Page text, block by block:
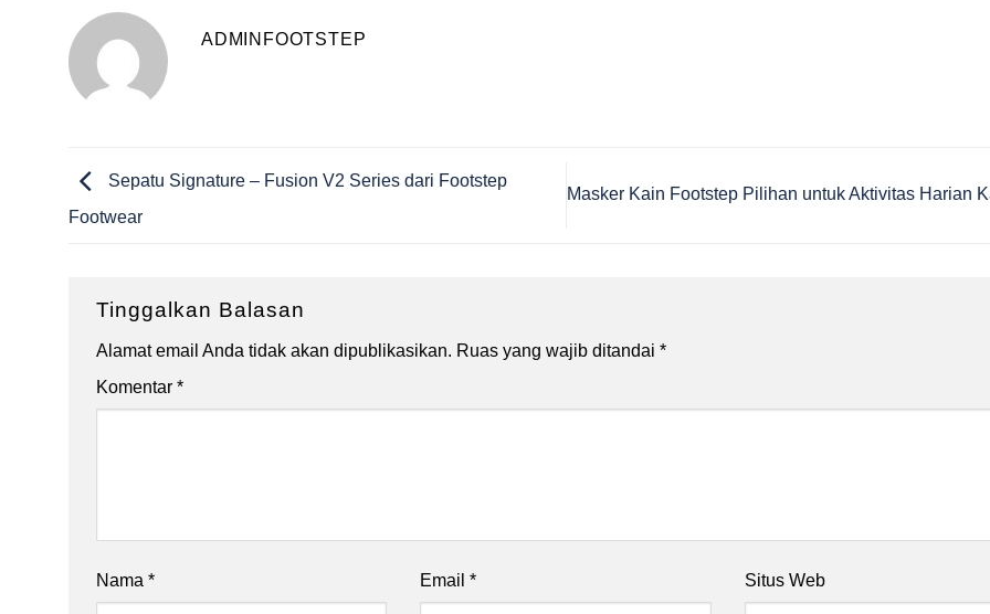
ADMINFOOTSTEP
Sepatu Signature – Fusion V2 Series dari Footstep
Footwear
Masker Kain Footstep Pilihan untuk Aktivitas Harian
Tinggalkan Balasan
Alamat email Anda tidak akan dipublikasikan. Ruas yang wajib ditandai *
Komentar *
Nama * Email* Situs Web